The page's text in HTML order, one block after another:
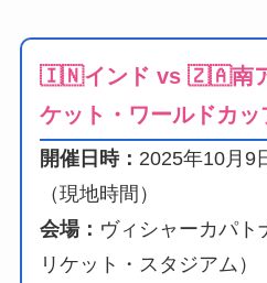
🇮🇳インド vs 🇿🇦南ア
ケット・ワールドカッ
開催日時： 2025年10月9
（現地時間）
会場： ヴィシャーカパト
リケット・スタジアム）